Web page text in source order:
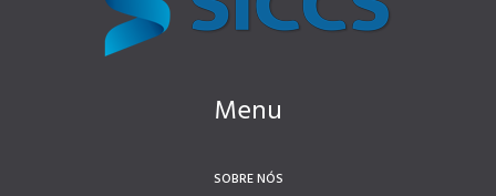
Menu
SOBRE NÓS